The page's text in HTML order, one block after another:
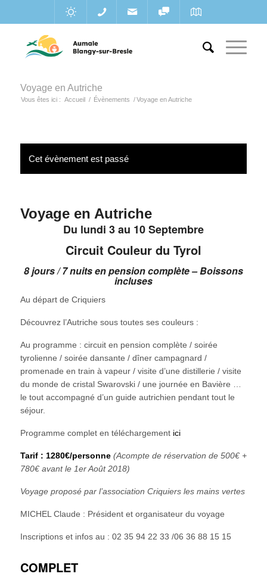
Voyage en Autriche
Vous êtes ici : Accueil / Évènements / Voyage en Autriche
Cet évènement est passé
Voyage en Autriche
Du lundi 3 au 10 Septembre
Circuit Couleur du Tyrol
8 jours / 7 nuits en pension complète – Boissons
incluses
Au départ de Criquiers
Découvrez l’Autriche sous toutes ses couleurs :
Au programme : circuit en pension complète / soirée
tyrolienne / soirée dansante / dîner campagnard /
promenade en train à vapeur / visite d’une distillerie / visite
du monde de cristal Swarovski / une journée en Bavière …
le tout accompagné d’un guide autrichien pendant tout le
séjour.
Programme complet en téléchargement ici
Tarif : 1280€/personne (Acompte de réservation de 500€ +
780€ avant le 1er Août 2018)
Voyage proposé par l’association Criquiers les mains vertes
MICHEL Claude : Président et organisateur du voyage
Inscriptions et infos au : 02 35 94 22 33 /06 36 88 15 15
COMPLET